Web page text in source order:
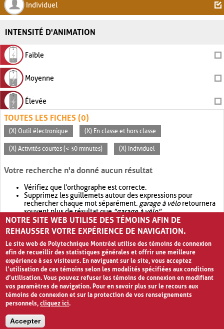
Individuel
INTENSITÉ D'ANIMATION
Faible
Moyenne
Élevée
TOUTES LES FICHES (0)
(X) Outil électronique (X) En classe et hors classe
(X) Activités courtes (< 30 minutes) (X) Individuel
Votre recherche n'a donné aucun résultat
Vérifiez que l'orthographe est correcte.
Supprimez les guillemets autour des expressions pour
rechercher chaque mot séparément. garage à véloretournera
souvent plus de résultat que"garage à vélo".
Envisagez d'élargir votre recherche avec OR.garage OR vélo
retournera souvent plus de résultat quegarage à vélo
NOTRE SITE WEB UTILISE DES TÉMOINS AFIN DE
REHAUSSER VOTRE EXPÉRIENCE DE NAVIGATION.
Le site web de Polytechnique Montréal utilise des témoins de connexion
afin de recueillir des statistiques générales et offrir une meilleure
expérience à ses visiteurs. En naviguant sur le site, vous acceptez
l’utilisation de ces témoins selon les modalités spécifiées aux conditions
d’utilisation. Vous pouvez refuser les témoins de connexion en modifiant
vos paramètres de navigation. Pour en savoir plus sur le recours aux
témoins de connexion et sur la protection de vos renseignements
personnels,cliquez ici.
Accepter